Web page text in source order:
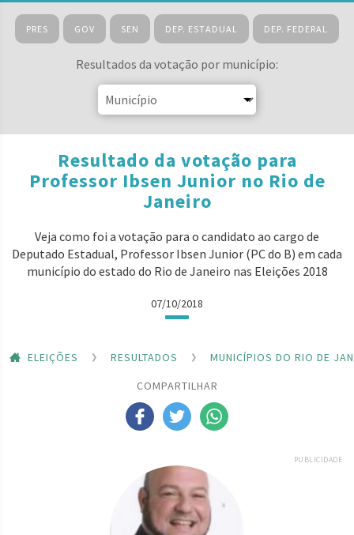
PRES GOV SEN DEP. ESTADUAL DEP. FEDERAL
Resultados da votação por município:
Resultado da votação para
Professor Ibsen Junior no Rio de
Janeiro
Veja como foi a votação para o candidato ao cargo de
Deputado Estadual, Professor Ibsen Junior (PC do B) em cada
município do estado do Rio de Janeiro nas Eleições 2018
07/10/2018
ELEIÇÕES RESULTADOS
MUNICÍPIOS DO RIO DE
COMPARTILHAR
PUBLICIDADE